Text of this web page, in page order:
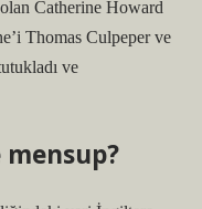
Catherine Howard
Thomas Culpeper ve
ve